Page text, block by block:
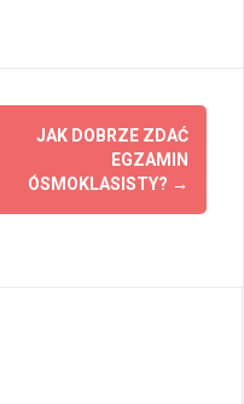
JAK DOBRZE ZDAĆ
EGZAMIN
ÓSMOKLASISTY? →